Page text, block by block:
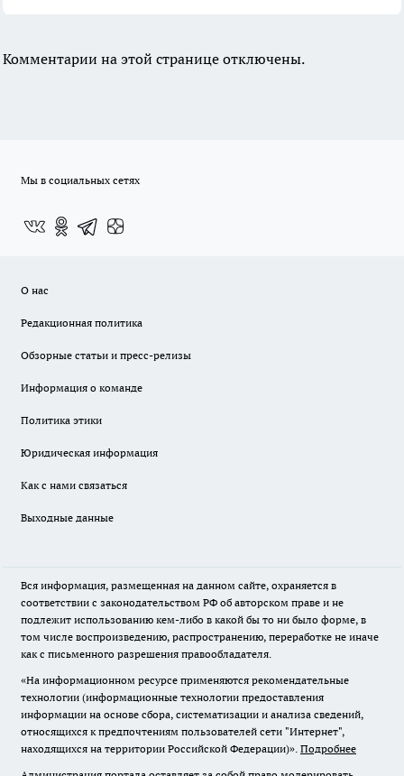
Комментарии на этой странице отключены.
Мы в социальных сетях
О нас
Редакционная политика
Обзорные статьи и пресс-релизы
Информация о команде
Политика этики
Юридическая информация
Как с нами связаться
Выходные данные
Вся информация, размещенная на данном сайте, охраняется в
соответствии с законодательством РФ об авторском праве и не
подлежит использованию кем-либо в какой бы то ни было форме, в
том числе воспроизведению, распространению, переработке не иначе
как с письменного разрешения правообладателя.
«На информационном ресурсе применяются рекомендательные
технологии (информационные технологии предоставления
информации на основе сбора, систематизации и анализа сведений,
относящихся к предпочтениям пользователей сети "Интернет",
находящихся на территории Российской Федерации)». Подробнее